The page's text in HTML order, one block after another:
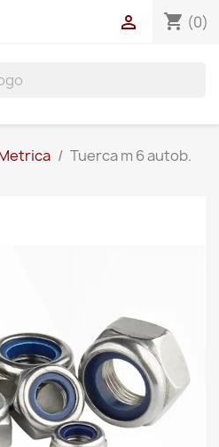
shopping_cart (0)

Tuerca m 6 autob.